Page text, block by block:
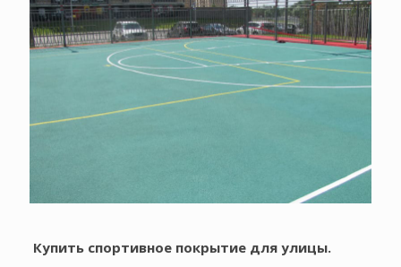
Купить спортивное покрытие для улицы.